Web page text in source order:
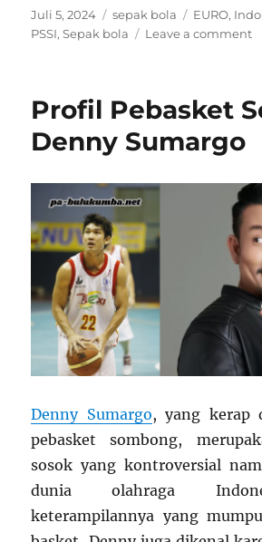
Posted
on
Juli 5, 2024 Categories
sepak bola Tags
EURO,
PSSI,Sepak bola Leave a commenton
Profil Pebasket
Denny Sumargo
Denny Sumargo, yang kerap
pebasket sombong,
sosok yang kontroversial
dunia olahraga
keterampilannya yang